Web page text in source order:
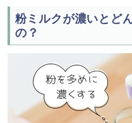
粉ミルクが濃いとど
の？